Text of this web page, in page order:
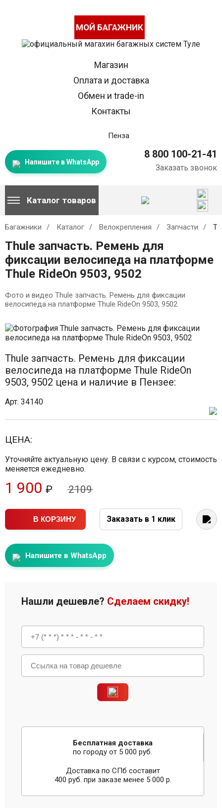
МОЙ БАГАЖНИК
Магазин
Оплата и доставка
Обмен и trade-in
Контакты
Пенза
Напишите в WhatsApp
8 800 100-21-41
Заказать звонок
Каталог товаров
Багажники Каталог Велокрепления Запчасти
Thule запчасть. Ремень для
фиксации велосипеда на платформе
Thule RideOn 9503, 9502
Фото и видео Thule запчасть. Ремень для фиксации
велосипеда на платформе Thule RideOn 9503, 9502
Thule запчасть. Ремень для фиксации
велосипеда на платформе Thule RideOn
9503, 9502 цена и наличие в Пензее:
Арт. 34140
ЦЕНА:
Уточняйте актуальную цену. В связи с курсом, стоимость
меняется ежедневно.
1 900 ₽ 2109
В КОРЗИНУ Заказать в 1 клик
Напишите в WhatsApp
Нашли дешевле? Сделаем скидку!
Бесплатная доставка
по городу от 5 000 руб.
Доставка по СПб составит
400 руб. при заказе менее 5 000 р.